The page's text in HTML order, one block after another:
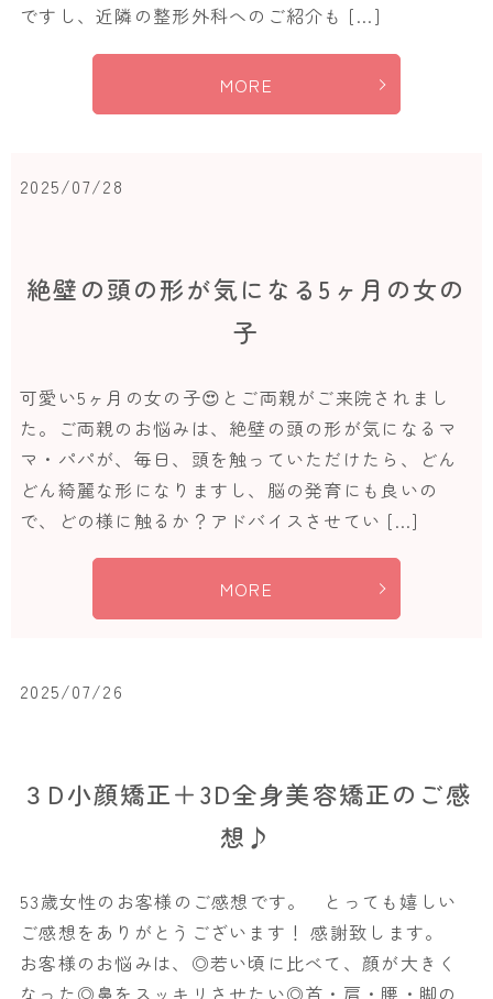
ですし、近隣の整形外科へのご紹介も […]
MORE
2025/07/28
絶壁の頭の形が気になる5ヶ月の女の
子
可愛い5ヶ月の女の子😍とご両親がご来院されまし
た。ご両親のお悩みは、絶壁の頭の形が気になるマ
マ・パパが、毎日、頭を触っていただけたら、どん
どん綺麗な形になりますし、脳の発育にも良いの
で、どの様に触るか？アドバイスさせてい […]
MORE
2025/07/26
３D小顔矯正＋3D全身美容矯正のご感
想♪
53歳女性のお客様のご感想です。 とっても嬉しい
ご感想をありがとうございます！ 感謝致します。
お客様のお悩みは、◎若い頃に比べて、顔が大きく